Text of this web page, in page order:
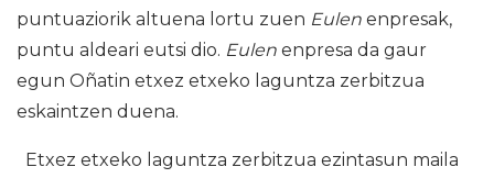
puntuaziorik altuena lortu zuen Eulen enpresak,
puntu aldeari eutsi dio. Eulen enpresa da gaur
egun Oñatin etxez etxeko laguntza zerbitzua
eskaintzen duena.
Etxez etxeko laguntza zerbitzua ezintasun maila